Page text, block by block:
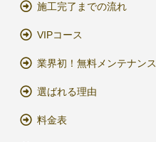
施工完了までの流れ
VIPコース
業界初！無料メンテナンス
選ばれる理由
料金表